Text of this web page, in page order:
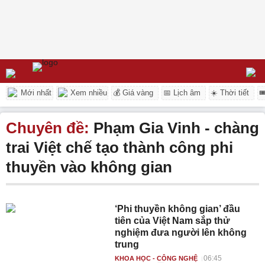
Mới nhất Xem nhiều 💰 Giá vàng 📅 Lịch âm ☀️ Thời tiết
Chuyên đề: Phạm Gia Vinh - chàng
trai Việt chế tạo thành công phi
thuyền vào không gian
‘Phi thuyền không gian’ đầu
tiên của Việt Nam sắp thử
nghiệm đưa người lên không
trung
KHOA HỌC - CÔNG NGHỆ
06:45